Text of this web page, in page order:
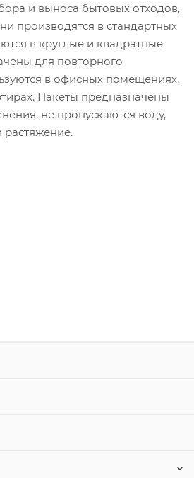
и выноса бытовых отходов,
производятся в стандартных
в круглые и квадратные
для повторного
в офисных помещениях,
Пакеты предназначены
не пропускаются воду,